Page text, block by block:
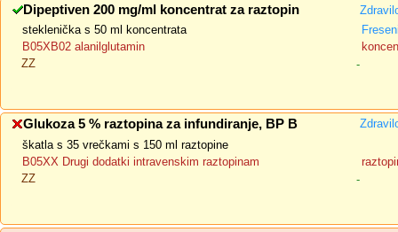
Dipeptiven 200 mg/ml koncentrat za raztopin
steklenička s 50 ml koncentrata
B05XB02 alanilglutamin
ZZ
-
Glukoza 5 % raztopina za infundiranje, BP B
škatla s 35 vrečkami s 150 ml raztopine
B05XX Drugi dodatki intravenskim raztopinam
ZZ
-